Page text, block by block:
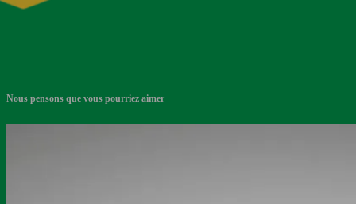
Nous pensons que vous pourriez aimer